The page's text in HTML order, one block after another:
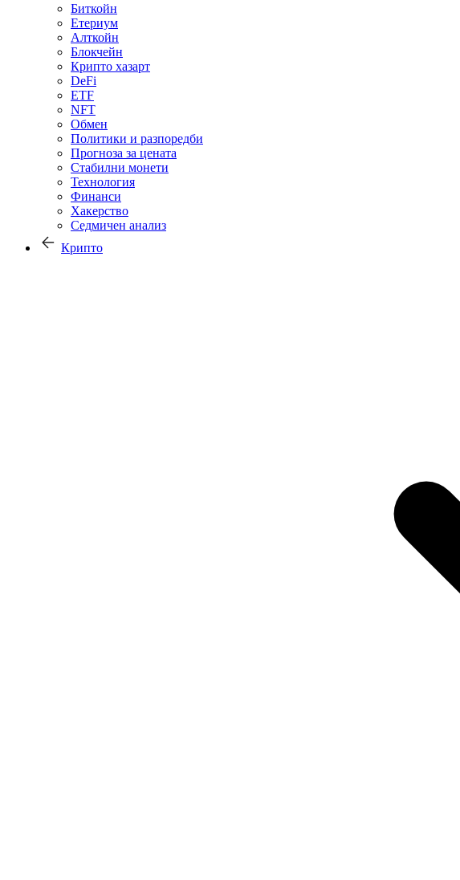
Биткойн
Етериум
Алткойн
Блокчейн
Крипто хазарт
DeFi
ETF
NFT
Обмен
Политики и разпоредби
Прогноза за цената
Стабилни монети
Технология
Финанси
Хакерство
Седмичен анализ
Крипто